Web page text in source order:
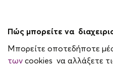
Πώς μπορείτε να
Μπορείτε οποτεδήποτε
των cookies να αλλάξετε